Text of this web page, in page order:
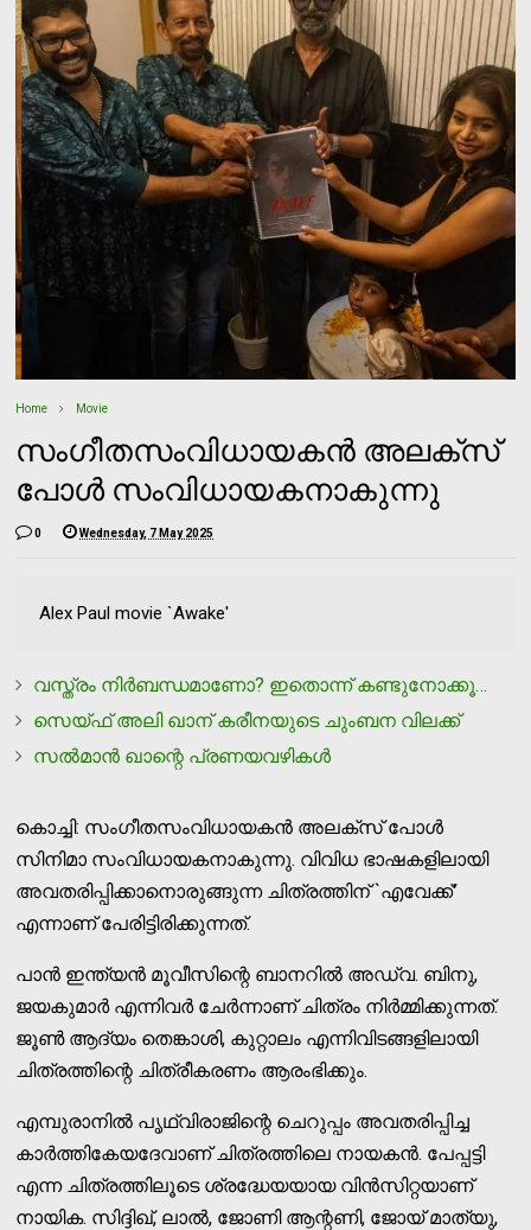
Home Movie
സംഗീതസംവിധായകന്‍ അലക്‌സ്
പോള്‍ സംവിധായകനാകുന്നു
0 Wednesday, 7 May 2025
Alex Paul movie `Awake'
വസ്ത്രം നിര്‍ബന്ധമാണോ? ഇതൊന്ന് കണ്ടുനോക്കൂ…
സെയ്ഫ് അലി ഖാന് കരീനയുടെ ചുംബന വിലക്ക്
സല്‍മാന്‍ ഖാന്റെ പ്രണയവഴികള്‍
കൊച്ചി: സംഗീതസംവിധായകന്‍ അലക്‌സ് പോള്‍
സിനിമാ സംവിധായകനാകുന്നു. വിവിധ ഭാഷകളിലായി
അവതരിപ്പിക്കാനൊരുങ്ങുന്ന ചിത്രത്തിന് `എവേക്ക്'
എന്നാണ് പേരിട്ടിരിക്കുന്നത്.
പാന്‍ ഇന്ത്യന്‍ മൂവീസിന്റെ ബാനറില്‍ അഡ്വ. ബിനു,
ജയകുമാര്‍ എന്നിവര്‍ ചേര്‍ന്നാണ് ചിത്രം നിര്‍മ്മിക്കുന്നത്.
ജൂണ്‍ ആദ്യം തെങ്കാശി, കുറ്റാലം എന്നിവിടങ്ങളിലായി
ചിത്രത്തിന്റെ ചിത്രീകരണം ആരംഭിക്കും.
എമ്പുരാനില്‍ പൃഥ്വിരാജിന്റെ ചെറുപ്പം അവതരിപ്പിച്ച
കാര്‍ത്തികേയദേവാണ് ചിത്രത്തിലെ നായകന്‍. പേപ്പട്ടി
എന്ന ചിത്രത്തിലൂടെ ശ്രദ്ധേയയായ വിന്‍സിറ്റയാണ്
നായിക. സിദ്ദിഖ്, ലാല്‍, ജോണി ആന്റണി, ജോയ് മാത്യു,